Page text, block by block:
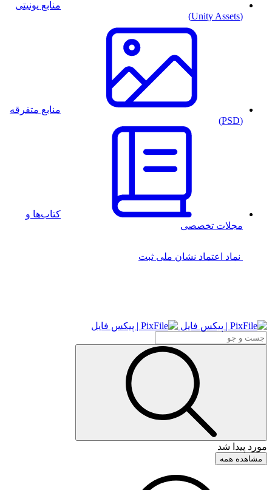
منابع یونیتی
(Unity Assets)
منابع متفرقه
(PSD)
کتاب‌ها و
مجلات تخصصی
نماد اعتماد نشان ملی ثبت
مورد پیدا شد
مشاهده همه